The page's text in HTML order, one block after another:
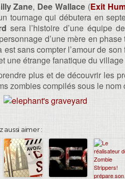
Zane, Dee Wallace (Exit
tournage qui débutera en
sera l’histoire d’une équipe
d’une mère en
sans compter l’amour de
une étrange fanatique du
plus et de découvrir les
zombies compilés sous le nom
aussi aimer :